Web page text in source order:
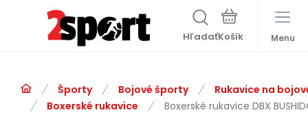
Hľadať Menu
Športy Bojové športy
Rukavice na
Boxerské rukavice
Boxerské rukavice DBX